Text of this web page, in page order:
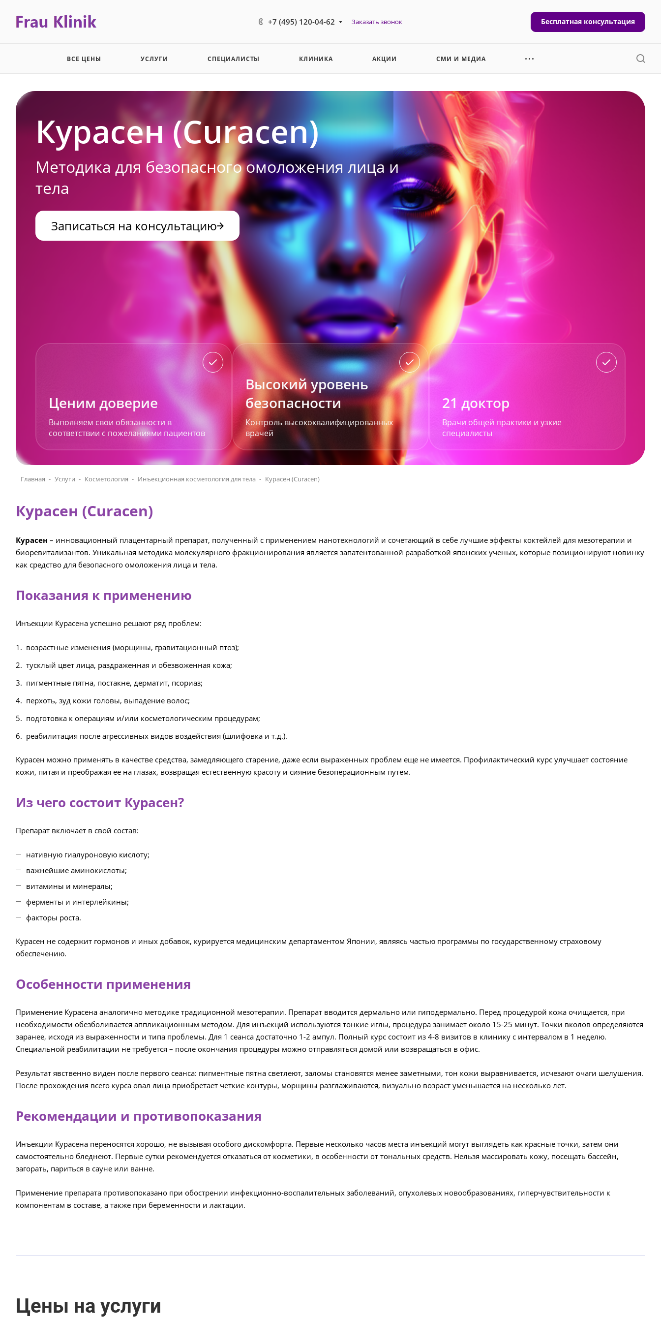
+7 (495) 120-04-62 Заказать звонок Бесплатная консультация
ВСЕ ЦЕНЫ УСЛУГИ СПЕЦИАЛИСТЫ КЛИНИКА АКЦИИ СМИ И МЕДИА
Курасен (Curacen)
Методика для безопасного омоложения лица и
тела
Записаться на консультацию
Ценим доверие
Выполняем свои обязанности в
соответствии с пожеланиями пациентов
Высокий уровень
безопасности
Контроль высококвалифицированных
врачей
21 доктор
Врачи общей практики и узкие
специалисты
Главная Услуги Косметология Инъекционная косметология для тела Курасен (Curacen)
Курасен (Curacen)
Курасен – инновационный плацентарный препарат, полученный с применением нанотехнологий и сочетающий в себе лучшие эффекты коктейлей для мезотерапии и
биоревитализантов. Уникальная методика молекулярного фракционирования является запатентованной разработкой японских ученых, которые позиционируют новинку
как средство для безопасного омоложения лица и тела.
Показания к применению
Инъекции Курасена успешно решают ряд проблем:
возрастные изменения (морщины, гравитационный птоз);
тусклый цвет лица, раздраженная и обезвоженная кожа;
пигментные пятна, постакне, дерматит, псориаз;
перхоть, зуд кожи головы, выпадение волос;
подготовка к операциям и/или косметологическим процедурам;
реабилитация после агрессивных видов воздействия (шлифовка и т.д.).
Курасен можно применять в качестве средства, замедляющего старение, даже если выраженных проблем еще не имеется. Профилактический курс улучшает состояние
кожи, питая и преображая ее на глазах, возвращая естественную красоту и сияние безоперационным путем.
Из чего состоит Курасен?
Препарат включает в свой состав:
нативную гиалуроновую кислоту;
важнейшие аминокислоты;
витамины и минералы;
ферменты и интерлейкины;
факторы роста.
Курасен не содержит гормонов и иных добавок, курируется медицинским департаментом Японии, являясь частью программы по государственному страховому
обеспечению.
Особенности применения
Применение Курасена аналогично методике традиционной мезотерапии. Препарат вводится дермально или гиподермально. Перед процедурой кожа очищается, при
необходимости обезболивается аппликационным методом. Для инъекций используются тонкие иглы, процедура занимает около 15-25 минут. Точки вколов определяются
заранее, исходя из выраженности и типа проблемы. Для 1 сеанса достаточно 1-2 ампул. Полный курс состоит из 4-8 визитов в клинику с интервалом в 1 неделю.
Специальной реабилитации не требуется – после окончания процедуры можно отправляться домой или возвращаться в офис.
Результат явственно виден после первого сеанса: пигментные пятна светлеют, заломы становятся менее заметными, тон кожи выравнивается, исчезают очаги шелушения.
После прохождения всего курса овал лица приобретает четкие контуры, морщины разглаживаются, визуально возраст уменьшается на несколько лет.
Рекомендации и противопоказания
Инъекции Курасена переносятся хорошо, не вызывая особого дискомфорта. Первые несколько часов места инъекций могут выглядеть как красные точки, затем они
самостоятельно бледнеют. Первые сутки рекомендуется отказаться от косметики, в особенности от тональных средств. Нельзя массировать кожу, посещать бассейн,
загорать, париться в сауне или ванне.
Применение препарата противопоказано при обострении инфекционно-воспалительных заболеваний, опухолевых новообразованиях, гиперчувствительности к
компонентам в составе, а также при беременности и лактации.
Цены на услуги